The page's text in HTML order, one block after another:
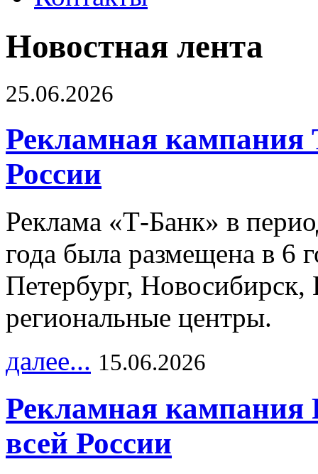
Новостная лента
25.06.2026
Рекламная кампания
России
Реклама «Т-Банк» в
года была размещена в 6
Петербург,
региональные центры.
далее... 15.06.2026
Рекламная
всей России